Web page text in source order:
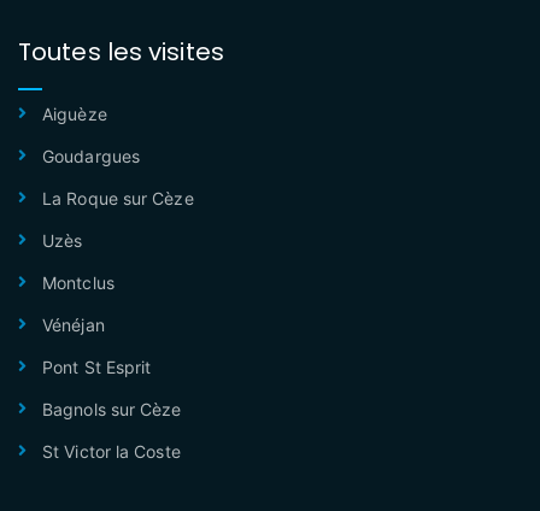
Toutes les visites
Aiguèze
Goudargues
La Roque sur Cèze
Uzès
Montclus
Vénéjan
Pont St Esprit
Bagnols sur Cèze
St Victor la Coste